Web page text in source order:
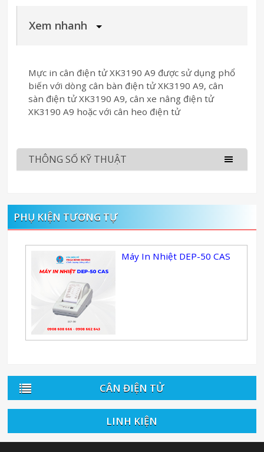
Xem nhanh
Mực in cân điện tử XK3190 A9 được sử dụng phổ
biến với dòng cân bàn điện tử XK3190 A9, cân
sàn điện tử XK3190 A9, cân xe nâng điện tử
XK3190 A9 hoặc với cân heo điện tử
THÔNG SỐ KỸ THUẬT
PHỤ KIỆN TƯƠNG TỰ
Máy In Nhiệt DEP-50 CAS
CÂN ĐIỆN TỬ
LINH KIỆN